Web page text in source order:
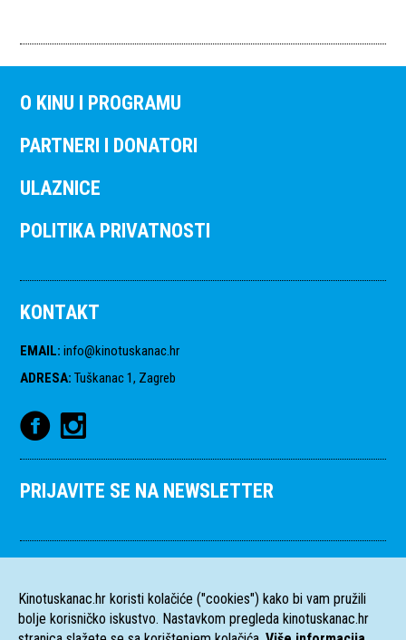
O KINU I PROGRAMU
PARTNERI I DONATORI
ULAZNICE
POLITIKA PRIVATNOSTI
KONTAKT
EMAIL: info@kinotuskanac.hr
ADRESA: Tuškanac 1, Zagreb
PRIJAVITE SE NA NEWSLETTER
Kinotuskanac.hr koristi kolačiće ("cookies") kako bi vam pružili
bolje korisničko iskustvo. Nastavkom pregleda kinotuskanac.hr